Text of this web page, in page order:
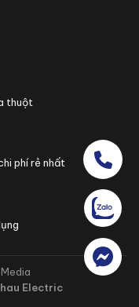
thuột
phí rẻ nhất
Electric